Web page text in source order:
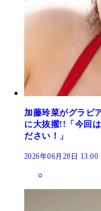
加藤玲菜がグラビ
に大抜擢!!「今回
ださい！」
2026年06月28日 13:00